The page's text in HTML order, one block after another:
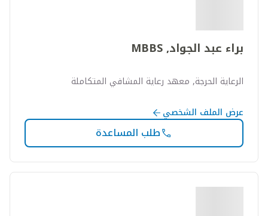
براء عبد الجواد, MBBS
الرعاية الحرجة, معهد رعاية المشافي المتكاملة
عرض الملف الشخصي
طلب المساعدة